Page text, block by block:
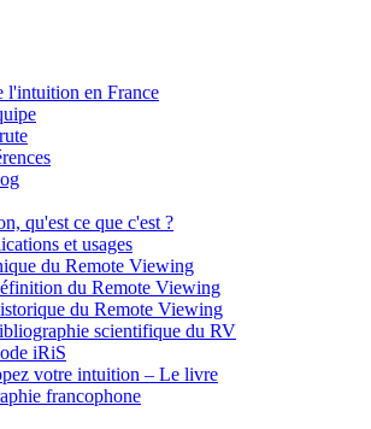
l'intuition en France
qu'est ce que c'est ?
et usages
du Remote Viewing
du Remote Viewing
du Remote Viewing
scientifique du RV
iRiS
votre intuition – Le livre
francophone